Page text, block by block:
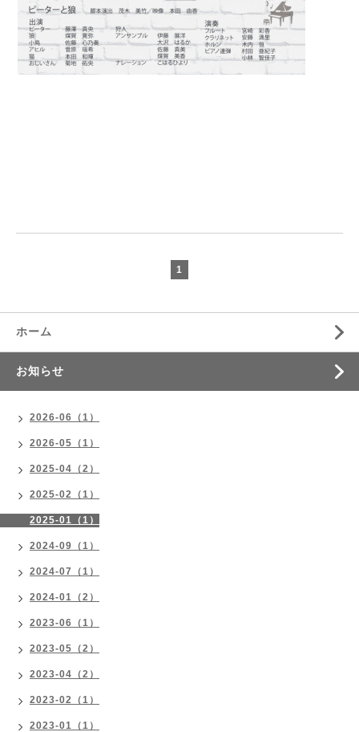
1
ホーム
お知らせ
2026-06（1）
2026-05（1）
2025-04（2）
2025-02（1）
2025-01（1）
2024-09（1）
2024-07（1）
2024-01（2）
2023-06（1）
2023-05（2）
2023-04（2）
2023-02（1）
2023-01（1）